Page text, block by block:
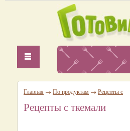
Главная → По продуктам → Рецепты с
Рецепты с ткемали